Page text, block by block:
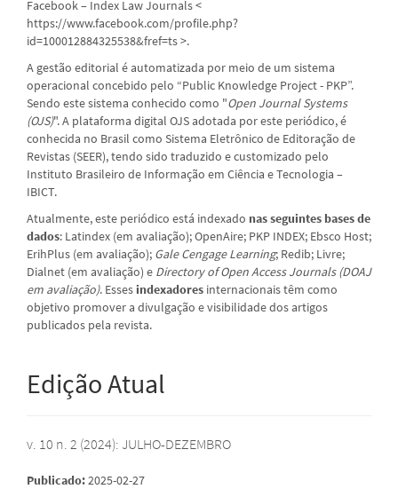
Facebook – Index Law Journals <
https://www.facebook.com/profile.php?
id=100012884325538&fref=ts >.
A gestão editorial é automatizada por meio de um sistema
operacional concebido pelo “Public Knowledge Project - PKP”.
Sendo este sistema conhecido como "Open Journal Systems
(OJS)". A plataforma digital OJS adotada por este periódico, é
conhecida no Brasil como Sistema Eletrônico de Editoração de
Revistas (SEER), tendo sido traduzido e customizado pelo
Instituto Brasileiro de Informação em Ciência e Tecnologia –
IBICT.
Atualmente, este periódico está indexado nas seguintes bases de
dados: Latindex (em avaliação); OpenAire; PKP INDEX; Ebsco Host;
ErihPlus (em avaliação); Gale Cengage Learning; Redib; Livre;
Dialnet (em avaliação) e Directory of Open Access Journals (DOAJ
em avaliação). Essesindexadores internacionais têm como
objetivo promover a divulgação e visibilidade dos artigos
publicados pela revista.
Edição Atual
v. 10 n. 2 (2024): JULHO-DEZEMBRO
Publicado:2025-02-27